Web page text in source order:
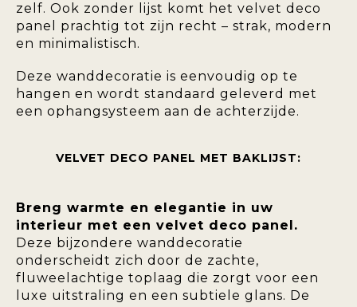
zelf. Ook zonder lijst komt het velvet deco
panel prachtig tot zijn recht – strak, modern
en minimalistisch.
Deze wanddecoratie is eenvoudig op te
hangen en wordt standaard geleverd met
een ophangsysteem aan de achterzijde.
VELVET DECO PANEL MET BAKLIJST:
Breng warmte en elegantie in uw
interieur met een velvet deco panel.
Deze bijzondere wanddecoratie
onderscheidt zich door de zachte,
fluweelachtige toplaag die zorgt voor een
luxe uitstraling en een subtiele glans. De